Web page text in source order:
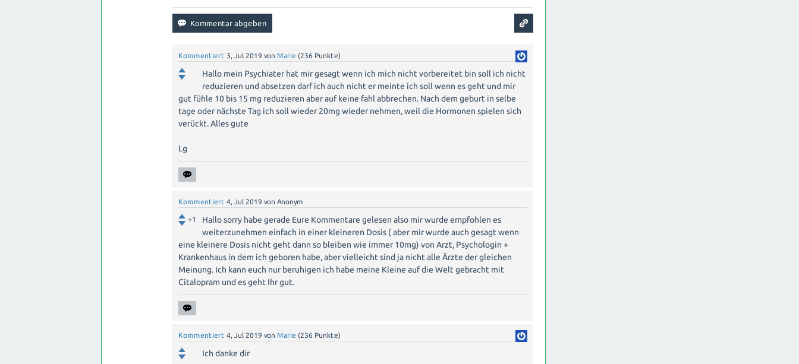
Es ist verständlich, dass Sie sich Sorgen machen und nach Erfahrungen anderer Mütter suchen. Jeder
mit Ihrem Arzt über Ihre Bedenken und stellen Sie sicher, dass Sie alle notwendigen Informationen
erhalten, um eine fundierte Entscheidung treffen zu können.
Denken Sie daran, dass Ihre Gesundheit und das Wohlergehen Ihres Babys oberste Priorität haben.
Vertrauen Sie auf die Expertise Ihres Arztes und nehmen Sie seine Empfehlungen ernst.
Kommentiert 3, Jul 2019 von Marie (236 Punkte)
Hallo mein Psychiater hat mir gesagt wenn ich mich nicht vorbereitet bin soll ich nicht
reduzieren und absetzen darf ich auch nicht er meinte ich soll wenn es geht und mir
gut fühle 10 bis 15 mg reduzieren aber auf keine fahl abbrechen. Nach dem geburt in selbe
tage oder nächste Tag ich soll wieder 20mg wieder nehmen, weil die Hormonen spielen sich
verückt. Alles gute
Lg
Kommentiert 4, Jul 2019 von Anonym
+1
Hallo sorry habe gerade Eure Kommentare gelesen also mir wurde empfohlen es
weiterzunehmen einfach in einer kleineren Dosis ( aber mir wurde auch gesagt wenn
eine kleinere Dosis nicht geht dann so bleiben wie immer 10mg) von Arzt, Psychologin +
Krankenhaus in dem ich geboren habe, aber vielleicht sind ja nicht alle Ärzte der gleichen
Meinung. Ich kann euch nur beruhigen ich habe meine Kleine auf die Welt gebracht mit
Citalopram und es geht Ihr gut.
Kommentiert 4, Jul 2019 von Marie (236 Punkte)
Ich danke dir